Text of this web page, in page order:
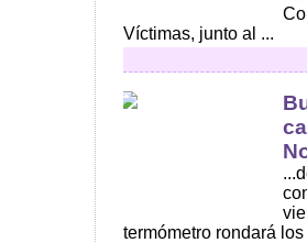
Víctimas, junto al ...
termómetro rondará los